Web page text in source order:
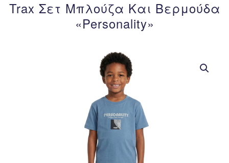
Trax Σετ Μπλούζα Και Βερμούδα
«Personality»